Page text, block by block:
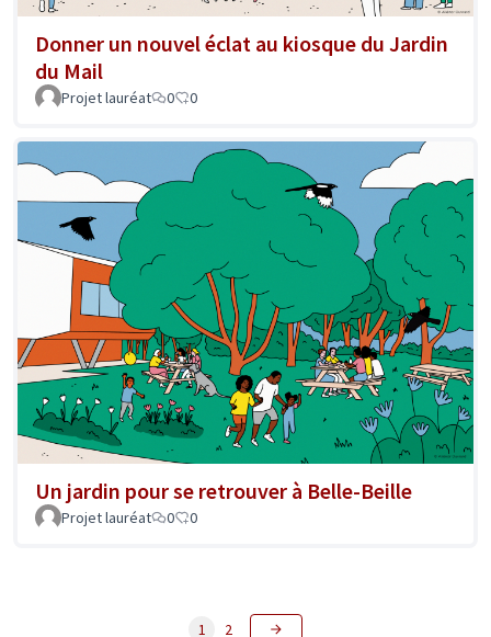
Donner un nouvel éclat au kiosque du Jardin
du Mail
Projet lauréat 0 0
Un jardin pour se retrouver à Belle-Beille
Projet lauréat 0 0
1 2